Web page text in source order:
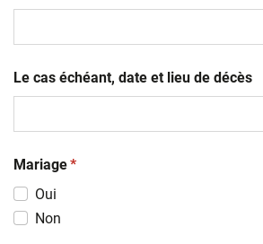
MM
Le cas échéant, date et lieu de décès
Mariage(obligatoire)
*
Oui
Non